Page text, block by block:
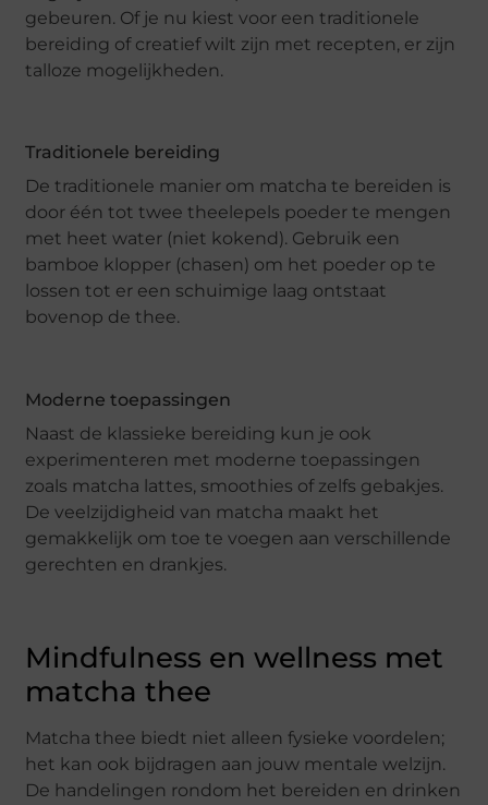
gebeuren. Of je nu kiest voor een traditionele
bereiding of creatief wilt zijn met recepten, er zijn
talloze mogelijkheden.
Traditionele bereiding
De traditionele manier om matcha te bereiden is
door één tot twee theelepels poeder te mengen
met heet water (niet kokend). Gebruik een
bamboe klopper (chasen) om het poeder op te
lossen tot er een schuimige laag ontstaat
bovenop de thee.
Moderne toepassingen
Naast de klassieke bereiding kun je ook
experimenteren met moderne toepassingen
zoals matcha lattes, smoothies of zelfs gebakjes.
De veelzijdigheid van matcha maakt het
gemakkelijk om toe te voegen aan verschillende
gerechten en drankjes.
Mindfulness en wellness met
matcha thee
Matcha thee biedt niet alleen fysieke voordelen;
het kan ook bijdragen aan jouw mentale welzijn.
De handelingen rondom het bereiden en drinken